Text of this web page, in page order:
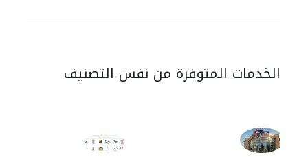
الخدمات المتوفرة من نفس التصنيف